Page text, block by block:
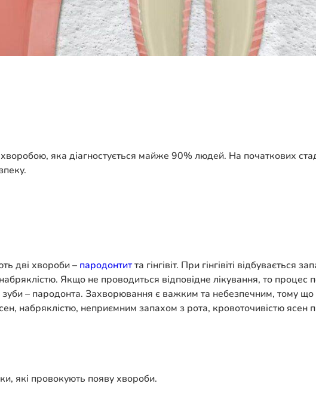
яка діагностується майже 90% людей. На початкових
дві хвороби – пародонтитта гінгівіт. При гінгівіті
Якщо не проводиться відповідне лікування, то
– пародонта. Захворювання є важким та небезпечним, тому
набряклістю, неприємним запахом з рота, кровоточивістю ясен
які провокують появу хвороби.